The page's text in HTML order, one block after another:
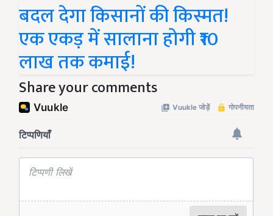
बदल देगा किसानों की किस्मत!
एक एकड़ में सालाना होगी ₹10
लाख तक कमाई!
Share your comments